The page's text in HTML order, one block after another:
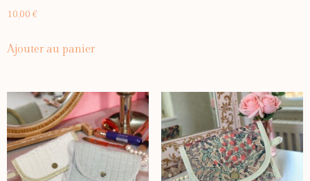
10,00 €
Ajouter au panier